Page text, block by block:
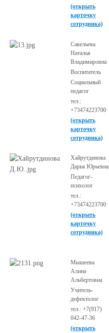
(открыть
карточку
сотрудника)
Савельева
Наталья
Владимировна
Воспитатель
Социальный
педагог
тел.:
+73474223700
(открыть
карточку
сотрудника)
Хайрутдинова
Дарья Юрьевна
Педагог-
психолог
тел.:
+73474223700
(открыть
карточку
сотрудника)
Мышеева
Алина
Альбертовна
Учитель-
дефектолог
тел.: +7(917)
042-47-36
(открыть